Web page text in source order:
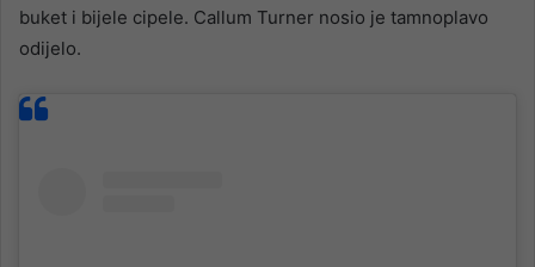
buket i bijele cipele. Callum Turner nosio je tamnoplavo
odijelo.